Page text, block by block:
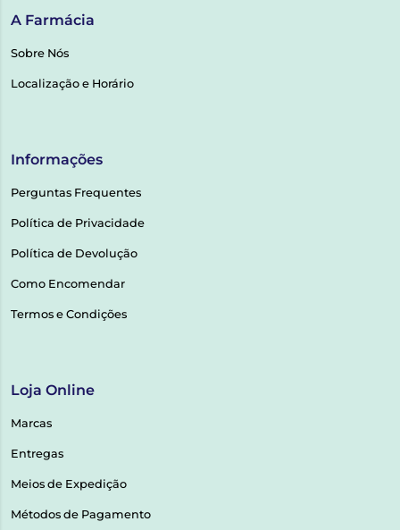
A Farmácia
Sobre Nós
Localização e Horário
Informações
Perguntas Frequentes
Política de Privacidade
Política de Devolução
Como Encomendar
Termos e Condições
Loja Online
Marcas
Entregas
Meios de Expedição
Métodos de Pagamento